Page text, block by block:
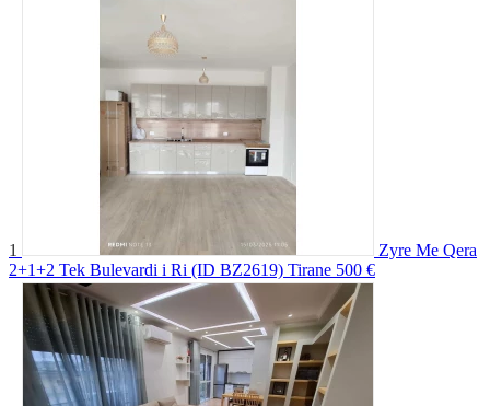
1
Zyre Me Qera
2+1+2 Tek Bulevardi i Ri (ID BZ2619) Tirane 500 €